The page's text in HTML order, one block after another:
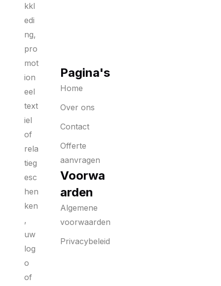
kkl
edi
ng,
pro
mot
ion
eel
text
iel
of
rela
tieg
esc
hen
ken
,
uw
log
o
of
Pagina's
Home
Over ons
Contact
Offerte
aanvragen
Voorwa
arden
Algemene
voorwaarden
Privacybeleid